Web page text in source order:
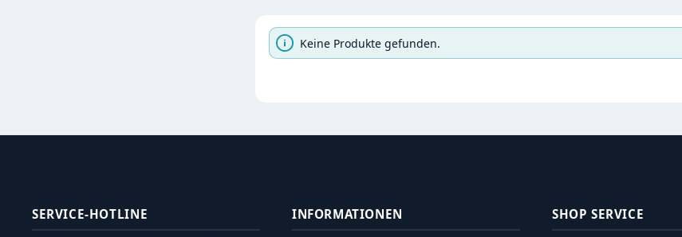
Keine Produkte gefunden.
SERVICE-HOTLINE INFORMATIONEN SHOP SERVICE